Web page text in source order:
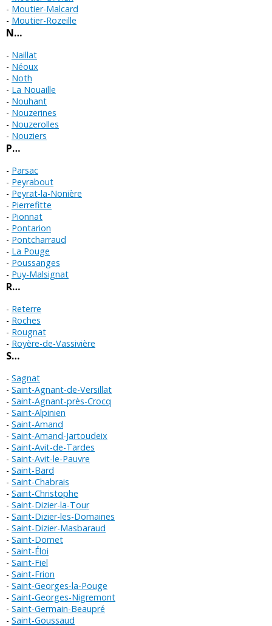
Moutier-Malcard
Moutier-Rozeille
N…
Naillat
Néoux
Noth
La Nouaille
Nouhant
Nouzerines
Nouzerolles
Nouziers
P…
Parsac
Peyrabout
Peyrat-la-Nonière
Pierrefitte
Pionnat
Pontarion
Pontcharraud
La Pouge
Poussanges
Puy-Malsignat
R…
Reterre
Roches
Rougnat
Royère-de-Vassivière
S…
Sagnat
Saint-Agnant-de-Versillat
Saint-Agnant-près-Crocq
Saint-Alpinien
Saint-Amand
Saint-Amand-Jartoudeix
Saint-Avit-de-Tardes
Saint-Avit-le-Pauvre
Saint-Bard
Saint-Chabrais
Saint-Christophe
Saint-Dizier-la-Tour
Saint-Dizier-les-Domaines
Saint-Dizier-Masbaraud
Saint-Domet
Saint-Éloi
Saint-Fiel
Saint-Frion
Saint-Georges-la-Pouge
Saint-Georges-Nigremont
Saint-Germain-Beaupré
Saint-Goussaud